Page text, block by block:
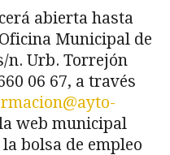
abierta hasta
Municipal de
n. Urb. Torrejón
06 67, a través
web municipal
bolsa de empleo